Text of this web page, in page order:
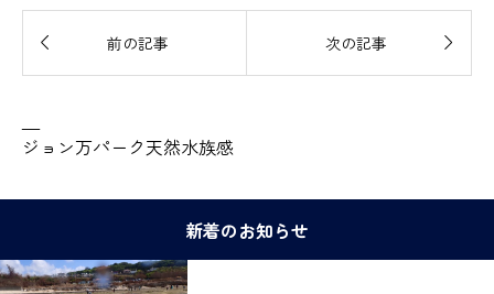
 前の記事 次の記事 
—
ジョン万パーク天然水族感
新着のお知らせ